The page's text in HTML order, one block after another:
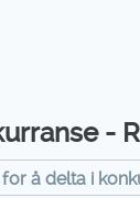
-
å delta i